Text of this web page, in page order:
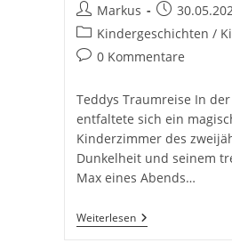
Beitrags-
Autor:
Markus
Beitrag
Beitrags-
Kategorie:
Kindergeschichten /
Beitrags-
0 Kommentare
Teddys Traumreise In
entfaltete sich ein
Kinderzimmer des
Dunkelheit und seinem
Max eines Abends…
WeiterlesenTeddys
Traumreise.